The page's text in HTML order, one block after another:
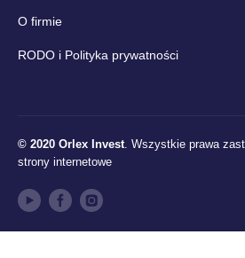
O firmie
RODO i Polityka prywatności
© 2020 Orlex Invest. Wszystkie prawa
strony internetowe